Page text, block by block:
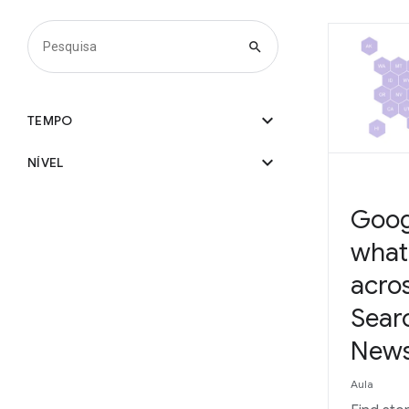
search
TEMPO expand_more
NÍVEL expand_more
Aula